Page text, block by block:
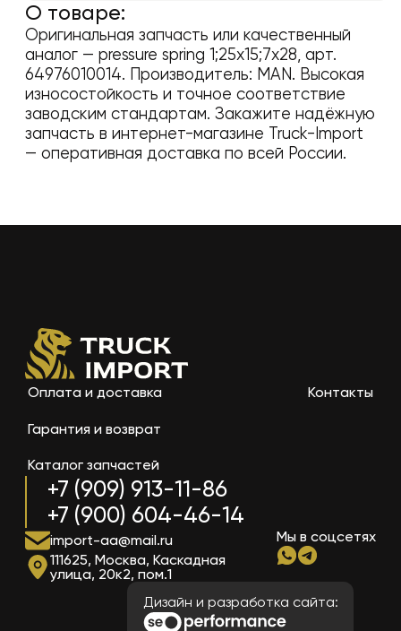
О товаре:
Оригинальная запчасть или качественный
аналог — pressure spring 1;25x15;7x28, арт.
64976010014. Производитель: MAN. Высокая
износостойкость и точное соответствие
заводским стандартам. Закажите надёжную
запчасть в интернет-магазине Truck-Import
— оперативная доставка по всей России.
+7 (909) 913-11-86
+7 (900) 604-46-14
Оплата и доставка
Гарантия и возврат
Каталог запчастей
Контакты
import-aa@mail.ru
111625, Москва, Каскадная
улица, 20к2, пом.1
Мы в соцсетях
Дизайн и разработка сайта: